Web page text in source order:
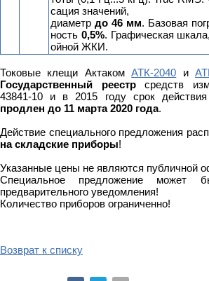
сация значений,
диаметр до 46 мм. Базовая
ность 0,5%. Графическая
ойной ЖКИ.
Токовые клещи АктакомАТК-2040 и
Государственный реестрсредств
43841-10 и в 2015 году срок
продлен до 11 марта 2020 года.
Действие специального предложения
на складские приборы!
Указанные цены не являются публичной
Специальное предложение может
предварительного уведомления!
Количество приборов ограниченно!
Возврат к списку